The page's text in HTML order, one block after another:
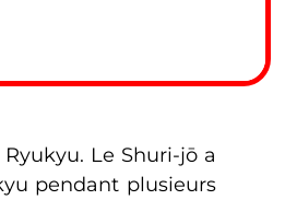
Le Shuri-jō a
pendant plusieurs